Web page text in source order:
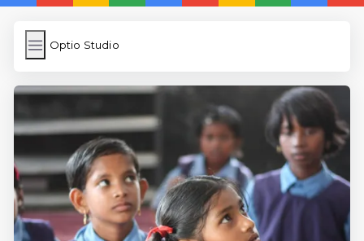
Optio Studio
Optio Studio
Subir Imagen
Wordpress Cache
Anasayfa
5 Günde İngilizce